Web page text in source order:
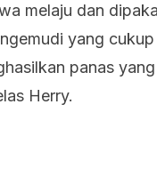
melaju dan
yang cukup
panas
Herry.